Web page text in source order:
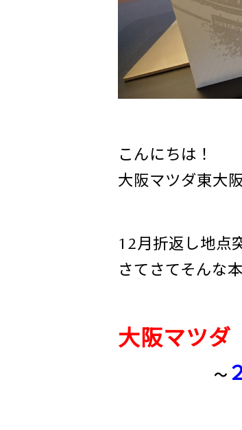
こんにちは！
大阪マツダ東大
12月折返し地点
さてさてそんな
大阪マツ
～